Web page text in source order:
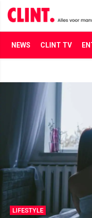
NEWS CLINT TV
LIFESTYLE